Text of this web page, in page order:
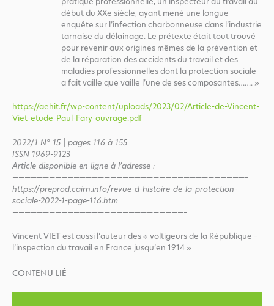
pratique professionnelle, un inspecteur du travail au
début du XXe siècle, ayant mené une longue
enquête sur l’infection charbonneuse dans l’industrie
tarnaise du délainage. Le prétexte était tout trouvé
pour revenir aux origines mêmes de la prévention et
de la réparation des accidents du travail et des
maladies professionnelles dont la protection sociale
a fait vaille que vaille l’une de ses composantes……. »
https://aehit.fr/wp-content/uploads/2023/02/Article-de-Vincent-
Viet-etude-Paul-Fary-ouvrage.pdf
2022/1 N° 15 | pages 116 à 155
ISSN 1969-9123
Article disponible en ligne à l’adresse :
——————————————————————————————————————–
https://preprod.cairn.info/revue-d-histoire-de-la-protection-
sociale-2022-1-page-116.htm
————————————————————————————–
Vincent VIET est aussi l’auteur des « voltigeurs de la République –
l’inspection du travail en France jusqu’en 1914 »
CONTENU LIÉ